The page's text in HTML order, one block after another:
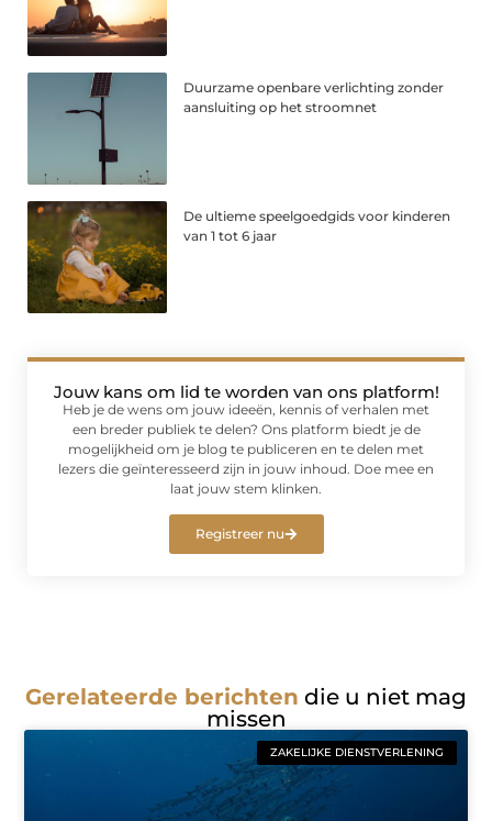
Duurzame openbare verlichting zonder
aansluiting op het stroomnet
De ultieme speelgoedgids voor kinderen
van 1 tot 6 jaar
Jouw kans om lid te worden van ons platform!
Heb je de wens om jouw ideeën, kennis of verhalen met
een breder publiek te delen? Ons platform biedt je de
mogelijkheid om je blog te publiceren en te delen met
lezers die geïnteresseerd zijn in jouw inhoud. Doe mee en
laat jouw stem klinken.
Registreer nu
Gerelateerde berichten die u niet mag
missen
ZAKELIJKE DIENSTVERLENING